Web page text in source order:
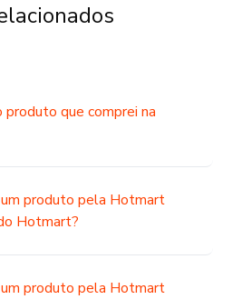
produto que comprei na
um produto pela Hotmart
Hotmart?
um produto pela Hotmart